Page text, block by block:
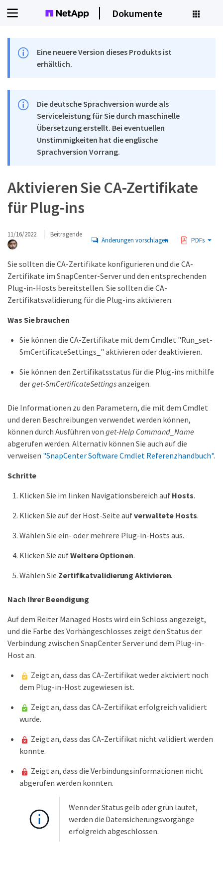
Dokumente
Eine neuere Version dieses Produkts ist
erhältlich.
Die deutsche Sprachversion wurde als
Serviceleistung für Sie durch maschinelle
Übersetzung erstellt. Bei eventuellen
Unstimmigkeiten hat die englische
Sprachversion Vorrang.
Aktivieren Sie CA-Zertifikate
für Plug-ins
11/16/2022 Beitragende
Änderungen vorschlagen PDFs
Sie sollten die CA-Zertifikate konfigurieren und die CA-
Zertifikate im SnapCenter-Server und den entsprechenden
Plug-in-Hosts bereitstellen. Sie sollten die CA-
Zertifikatsvalidierung für die Plug-ins aktivieren.
Was Sie brauchen
Sie können die CA-Zertifikate mit dem Cmdlet "Run_set-
SmCertificateSettings_" aktivieren oder deaktivieren.
Sie können den Zertifikatsstatus für die Plug-ins mithilfe
derget-SmCertificateSettingsanzeigen.
Die Informationen zu den Parametern, die mit dem Cmdlet
und deren Beschreibungen verwendet werden können,
können durch Ausführen von get-Help Command_Name
abgerufen werden. Alternativ können Sie auch auf die
verweisen "SnapCenter Software Cmdlet Referenzhandbuch".
Schritte
Klicken Sie im linken Navigationsbereich auf Hosts.
Klicken Sie auf der Host-Seite aufverwaltete Hosts.
Wählen Sie ein- oder mehrere Plug-in-Hosts aus.
Klicken Sie aufWeitere Optionen.
Wählen Sie Zertifikatvalidierung Aktivieren.
Nach Ihrer Beendigung
Auf dem Reiter Managed Hosts wird ein Schloss angezeigt,
und die Farbe des Vorhängeschlosses zeigt den Status der
Verbindung zwischen SnapCenter Server und dem Plug-in-
Host an.
Zeigt an, dass das CA-Zertifikat weder aktiviert noch
dem Plug-in-Host zugewiesen ist.
Zeigt an, dass das CA-Zertifikat erfolgreich validiert
wurde.
Zeigt an, dass das CA-Zertifikat nicht validiert werden
konnte.
Zeigt an, dass die Verbindungsinformationen nicht
abgerufen werden konnten.
Wenn der Status gelb oder grün lautet,
werden die Datensicherungsvorgänge
erfolgreich abgeschlossen.